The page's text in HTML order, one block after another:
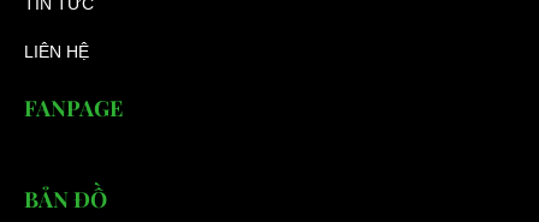
LIÊN HỆ
FANPAGE
BẢN ĐỒ